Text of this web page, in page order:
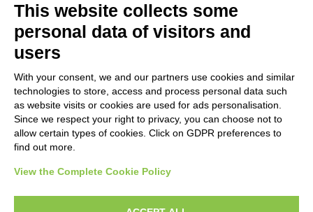
Gabinetto Fotografico della Soprintendenza Speciale per il
Patrimonio Storico, Artistico ed Etnoantropologico e per il Polo
ARTISTA
MATERIAL AND TECHNIQUE
This website collects some
personal data of visitors and
users
With your consent, we and our partners use cookies and similar
technologies to store, access and process personal data such
as website visits or cookies are used for ads personalisation.
Since we respect your right to privacy, you can choose not to
allow certain types of cookies. Click on GDPR preferences to
find out more.
View the Complete Cookie Policy